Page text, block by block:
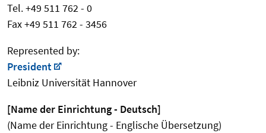
Tel. +49 511 762 - 0
Fax +49 511 762 - 3456
Represented by:
President
Leibniz Universität Hannover
[Name der Einrichtung - Deutsch]
(Name der Einrichtung - Englische Übersetzung)